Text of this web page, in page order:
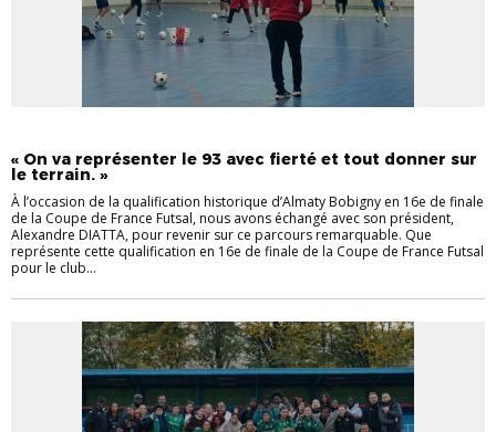
« On va représenter le 93 avec fierté et tout donner sur
le terrain. »
À l’occasion de la qualification historique d’Almaty Bobigny en 16e de finale
de la Coupe de France Futsal, nous avons échangé avec son président,
Alexandre DIATTA, pour revenir sur ce parcours remarquable. Que
représente cette qualification en 16e de finale de la Coupe de France Futsal
pour le club...